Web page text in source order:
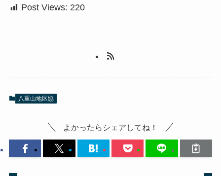
Post Views: 220
八重山地区協
よかったらシェアしてね！